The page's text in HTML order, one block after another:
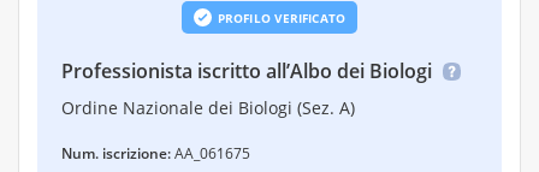
PROFILO VERIFICATO
Professionista iscritto all’Albo dei Biologi
Ordine Nazionale dei Biologi (Sez. A)
Num. iscrizione:AA_061675